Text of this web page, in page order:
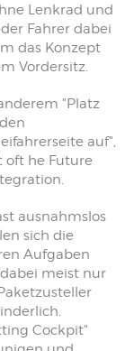
Lenkrad und
Fahrer dabei
das Konzept
Vordersitz.
"Platz
auf",
oft he Future
ausnahmslos
sich die
Aufgaben
meist nur
Cockpit"